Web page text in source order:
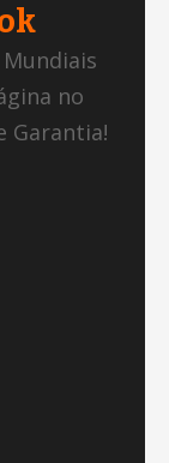
no
Garantia!